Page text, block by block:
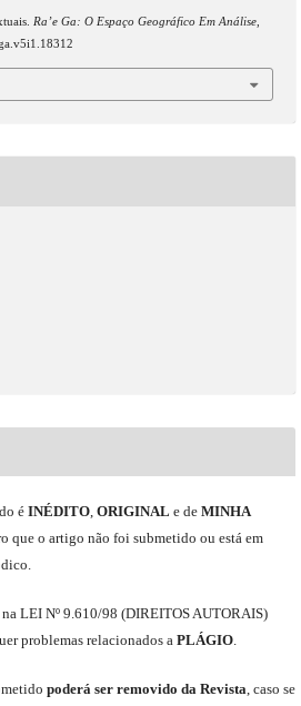
Ra’e Ga: O Espaço Geográfico Em Análise,
é INÉDITO, ORIGINAL ede MINHA
que o artigo não foi submetido ou está em
LEI Nº 9.610/98 (DIREITOS AUTORAIS)
problemas relacionados a PLÁGIO.
poderá ser removido da Revista,caso se